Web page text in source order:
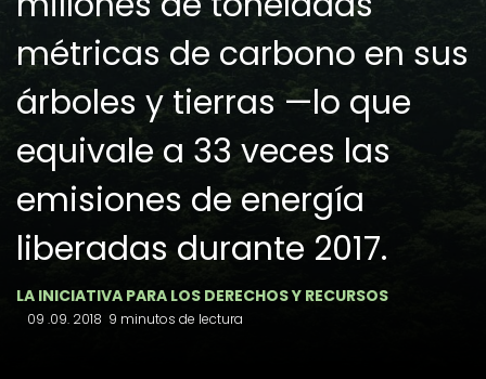
métricas de carbono en sus
árboles y tierras —lo que
equivale a 33 veces las
emisiones de energía
liberadas durante 2017.
LA INICIATIVA PARA LOS DERECHOS Y RECURSOS
09 .09. 2018 9 minutos de lectura